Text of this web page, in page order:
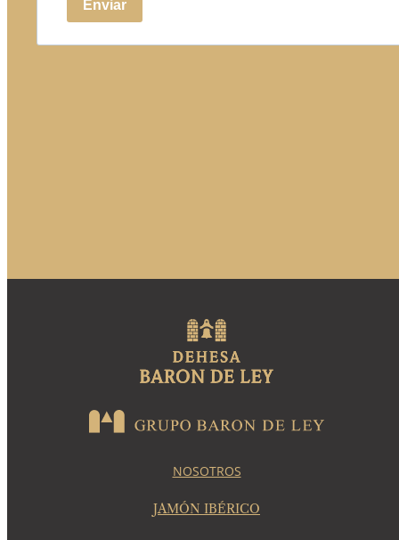
NOSOTROS
JAMÓN IBÉRICO